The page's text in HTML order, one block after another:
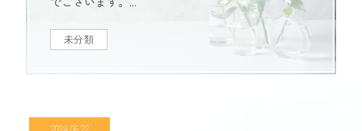
未分類
2024.06.22